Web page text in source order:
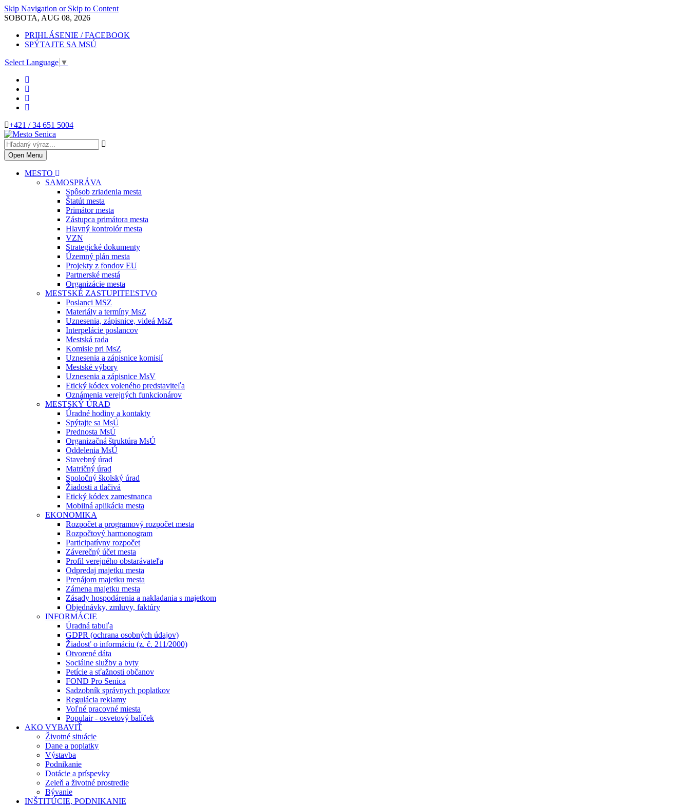
Skip Navigation or Skip to Content
SOBOTA, AUG 08, 2026
PRIHLÁSENIE / FACEBOOK
SPÝTAJTE SA MSÚ
Select Language ▼
+421 / 34 651 5004
Open Menu
MESTO
SAMOSPRÁVA
Spôsob zriadenia mesta
Štatút mesta
Primátor mesta
Zástupca primátora mesta
Hlavný kontrolór mesta
VZN
Strategické dokumenty
Územný plán mesta
Projekty z fondov EU
Partnerské mestá
Organizácie mesta
MESTSKÉ ZASTUPITEĽSTVO
Poslanci MSZ
Materiály a termíny MsZ
Uznesenia, zápisnice, videá MsZ
Interpelácie poslancov
Mestská rada
Komisie pri MsZ
Uznesenia a zápisnice komisií
Mestské výbory
Uznesenia a zápisnice MsV
Etický kódex voleného predstaviteľa
Oznámenia verejných funkcionárov
MESTSKÝ ÚRAD
Úradné hodiny a kontakty
Spýtajte sa MsÚ
Prednosta MsÚ
Organizačná štruktúra MsÚ
Oddelenia MsÚ
Stavebný úrad
Matričný úrad
Spoločný školský úrad
Žiadosti a tlačivá
Etický kódex zamestnanca
Mobilná aplikácia mesta
EKONOMIKA
Rozpočet a programový rozpočet mesta
Rozpočtový harmonogram
Participatívny rozpočet
Záverečný účet mesta
Profil verejného obstarávateľa
Odpredaj majetku mesta
Prenájom majetku mesta
Zámena majetku mesta
Zásady hospodárenia a nakladania s majetkom
Objednávky, zmluvy, faktúry
INFORMÁCIE
Úradná tabuľa
GDPR (ochrana osobných údajov)
Žiadosť o informáciu (z. č. 211/2000)
Otvorené dáta
Sociálne služby a byty
Petície a sťažnosti občanov
FOND Pro Senica
Sadzobník správnych poplatkov
Regulácia reklamy
Voľné pracovné miesta
Populair - osvetový balíček
AKO VYBAVIŤ
Životné situácie
Dane a poplatky
Výstavba
Podnikanie
Dotácie a príspevky
Zeleň a životné prostredie
Bývanie
INŠTITÚCIE, PODNIKANIE